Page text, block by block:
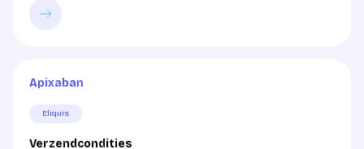
Apixaban
Eliquis
Verzendcondities